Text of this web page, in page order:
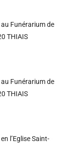
Funérarium de
THIAIS
Funérarium de
THIAIS
l’Eglise Saint-